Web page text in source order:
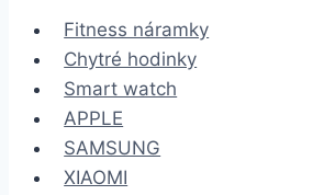
obsah Fitness náramky
Chytré hodinky
Smart watch
APPLE
SAMSUNG
XIAOMI